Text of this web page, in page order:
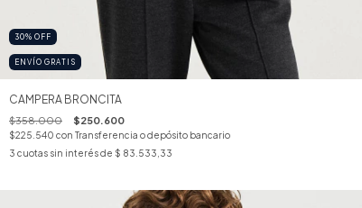
30% OFF
ENVÍO GRATIS
CAMPERA BRONCITA
$358.000 $250.600
$225.540 con Transferencia o depósito bancario
3 cuotas sin interés de $ 83.533,33